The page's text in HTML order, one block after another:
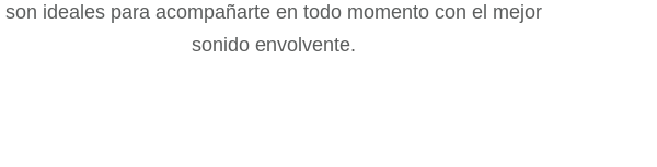
son ideales para acompañarte en todo momento con el mejor
sonido envolvente.